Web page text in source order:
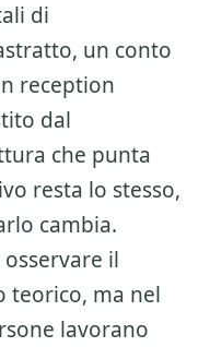
di
un conto
reception
dal
che punta
resta lo stesso,
cambia.
il
teorico, ma nel
lavorano